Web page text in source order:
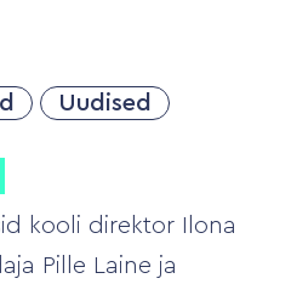
Uudised
kooli direktor Ilona
Pille Laine ja